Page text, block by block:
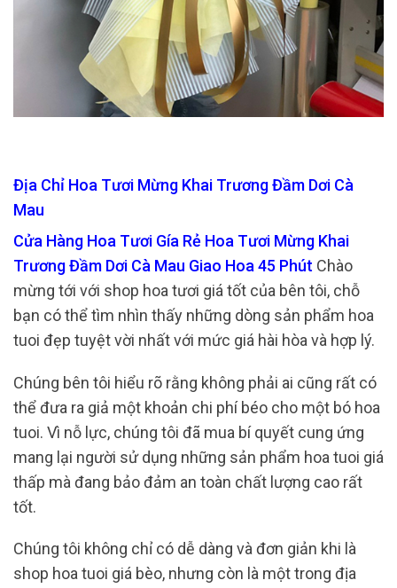
Địa Chỉ Hoa Tươi Mừng Khai Trương Đầm Dơi Cà
Mau
Cửa Hàng Hoa Tươi Gía Rẻ Hoa Tươi Mừng Khai
Trương Đầm Dơi Cà Mau Giao Hoa 45 Phút Chào
mừng tới với shop hoa tươi giá tốt của bên tôi, chỗ
bạn có thể tìm nhìn thấy những dòng sản phẩm hoa
tuoi đẹp tuyệt vời nhất với mức giá hài hòa và hợp lý.
Chúng bên tôi hiểu rõ rằng không phải ai cũng rất có
thể đưa ra giả một khoản chi phí béo cho một bó hoa
tuoi. Vì nỗ lực, chúng tôi đã mua bí quyết cung ứng
mang lại người sử dụng những sản phẩm hoa tuoi giá
thấp mà đang bảo đảm an toàn chất lượng cao rất
tốt.
Chúng tôi không chỉ có dễ dàng và đơn giản khi là
shop hoa tuoi giá bèo, nhưng còn là một trong địa